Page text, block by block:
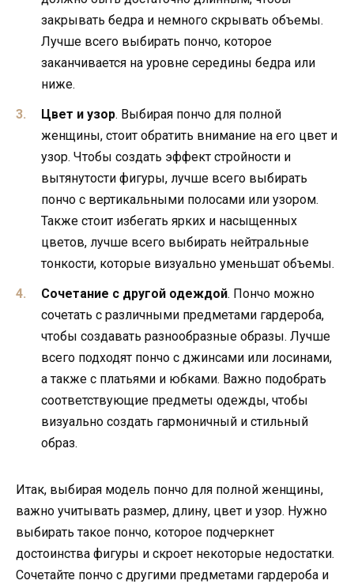
закрывать бедра и немного скрывать объемы.
Лучше всего выбирать пончо, которое
заканчивается на уровне середины бедра или
ниже.
Цвет и узор. Выбирая пончо для полной
женщины, стоит обратить внимание на его цвет и
узор. Чтобы создать эффект стройности и
вытянутости фигуры, лучше всего выбирать
пончо с вертикальными полосами или узором.
Также стоит избегать ярких и насыщенных
цветов, лучше всего выбирать нейтральные
тонкости, которые визуально уменьшат объемы.
Сочетание с другой одеждой. Пончо можно
сочетать с различными предметами гардероба,
чтобы создавать разнообразные образы. Лучше
всего подходят пончо с джинсами или лосинами,
а также с платьями и юбками. Важно подобрать
соответствующие предметы одежды, чтобы
визуально создать гармоничный и стильный
образ.
Итак, выбирая модель пончо для полной женщины,
важно учитывать размер, длину, цвет и узор. Нужно
выбирать такое пончо, которое подчеркнет
достоинства фигуры и скроет некоторые недостатки.
Сочетайте пончо с другими предметами гардероба и